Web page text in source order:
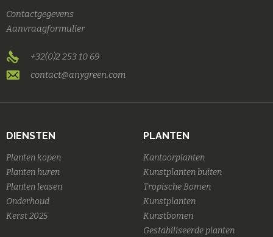
Contactgegevens
Aanvraagformulier
+32(0)2 253 10 69
contact@anygreen.com
DIENSTEN
Planten kopen
Planten huren
Planten leasen
Onderhoud
Kerst 2025
PLANTEN
Kantoorplanten
Kunstplanten buiten
Tropische Bomen
Kunstplanten
Kunstbomen
Gestabiliseerde planten